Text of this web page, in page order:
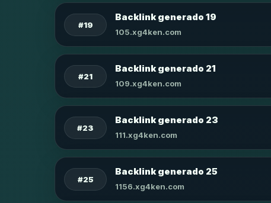
#19
Backlink generado 19
105.xg4ken.com
#21
Backlink generado 21
109.xg4ken.com
#23
Backlink generado 23
111.xg4ken.com
#25
Backlink generado 25
1156.xg4ken.com